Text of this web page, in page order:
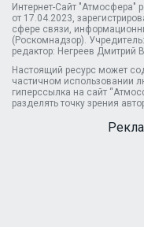
Интернет-Сайт
от 17.04.2023,
сфере связи,
(Роскомнадзор).
редактор: Негреев Дмитрий
Настоящий ресурс может
частичном использовании
гиперссылка на сайт
разделять точку зрения